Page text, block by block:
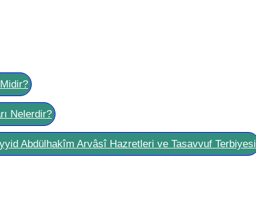
Nelerdir?
Abdülhakîm Arvâsî Hazretleri ve Tasavvuf Terbiyesi